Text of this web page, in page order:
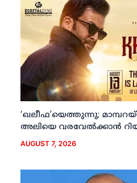
‘ഖലീഫ’യെത്തുന്നു;
അലിയെ വരവേല്‍ക്കാന്‍
AUGUST 7, 2026